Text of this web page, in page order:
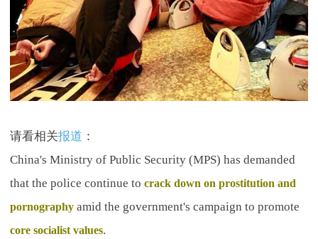
请看相关报道 ：
China's Ministry of Public Security (MPS) has demanded
that the police continue to crack down on prostitution and
pornographyamid the government's campaign to promote
core socialist values.